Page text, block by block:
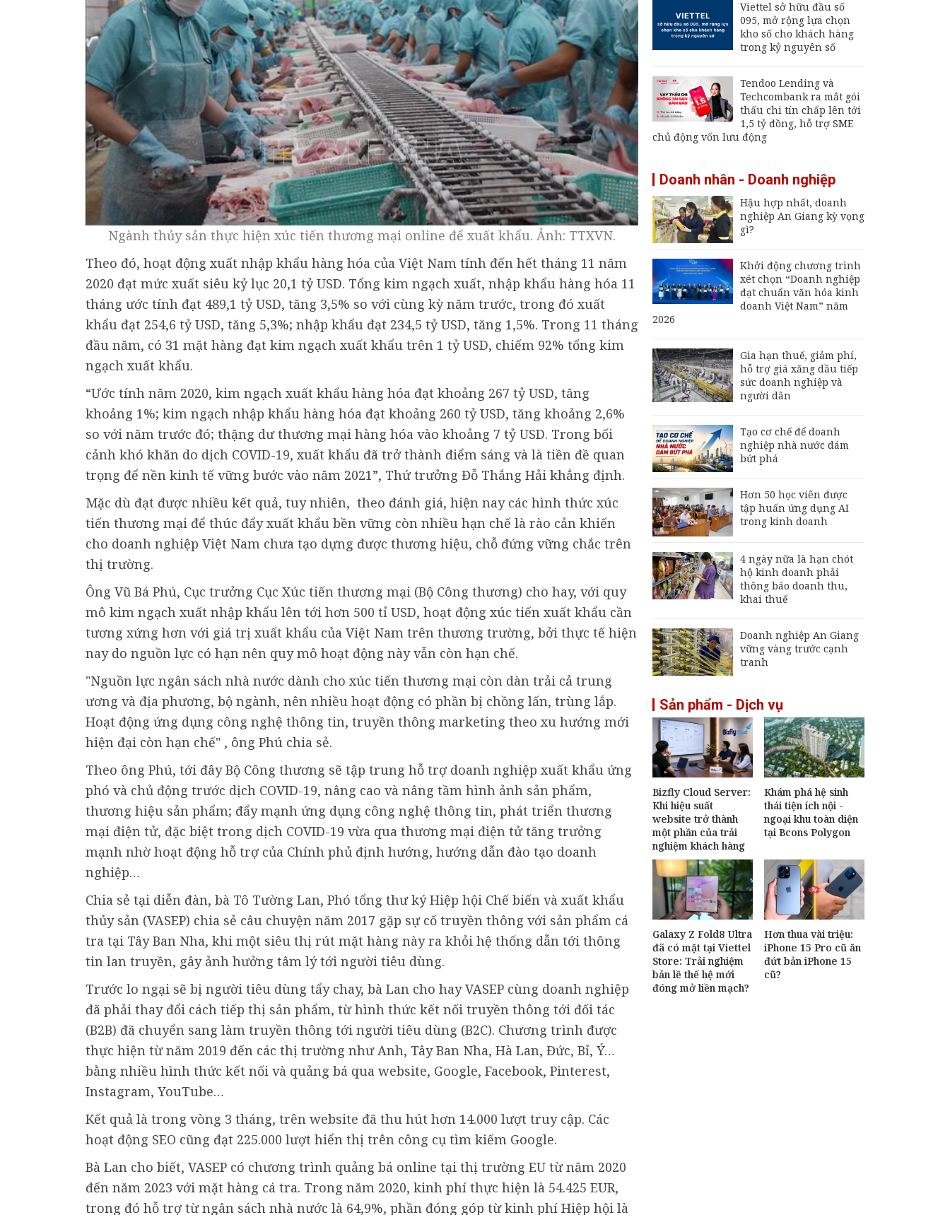
Ngành thủy sản thực hiện xúc tiến thương mại online để xuất khẩu. Ảnh: TTXVN.
Theo đó, hoạt động xuất nhập khẩu hàng hóa của Việt Nam tính đến hết tháng 11 năm
2020 đạt mức xuất siêu kỷ lục 20,1 tỷ USD. Tổng kim ngạch xuất, nhập khẩu hàng hóa 11
tháng ước tính đạt 489,1 tỷ USD, tăng 3,5% so với cùng kỳ năm trước, trong đó xuất
khẩu đạt 254,6 tỷ USD, tăng 5,3%; nhập khẩu đạt 234,5 tỷ USD, tăng 1,5%. Trong 11 tháng
đầu năm, có 31 mặt hàng đạt kim ngạch xuất khẩu trên 1 tỷ USD, chiếm 92% tổng kim
ngạch xuất khẩu.
“Ước tính năm 2020, kim ngạch xuất khẩu hàng hóa đạt khoảng 267 tỷ USD, tăng
khoảng 1%; kim ngạch nhập khẩu hàng hóa đạt khoảng 260 tỷ USD, tăng khoảng 2,6%
so với năm trước đó; thặng dư thương mại hàng hóa vào khoảng 7 tỷ USD. Trong bối
cảnh khó khăn do dịch COVID-19, xuất khẩu đã trở thành điểm sáng và là tiền đề quan
trọng để nền kinh tế vững bước vào năm 2021”, Thứ trưởng Đỗ Thắng Hải khẳng định.
Mặc dù đạt được nhiều kết quả, tuy nhiên, theo đánh giá, hiện nay các hình thức xúc
tiến thương mại để thúc đẩy xuất khẩu bền vững còn nhiều hạn chế là rào cản khiến
cho doanh nghiệp Việt Nam chưa tạo dựng được thương hiệu, chỗ đứng vững chắc trên
thị trường.
Ông Vũ Bá Phú, Cục trưởng Cục Xúc tiến thương mại (Bộ Công thương) cho hay, với quy
mô kim ngạch xuất nhập khẩu lên tới hơn 500 tỉ USD, hoạt động xúc tiến xuất khẩu cần
tương xứng hơn với giá trị xuất khẩu của Việt Nam trên thương trường, bởi thực tế hiện
nay do nguồn lực có hạn nên quy mô hoạt động này vẫn còn hạn chế.
"Nguồn lực ngân sách nhà nước dành cho xúc tiến thương mại còn dàn trải cả trung
ương và địa phương, bộ ngành, nên nhiều hoạt động có phần bị chồng lấn, trùng lắp.
Hoạt động ứng dụng công nghệ thông tin, truyền thông marketing theo xu hướng mới
hiện đại còn hạn chế" , ông Phú chia sẻ.
Theo ông Phú, tới đây Bộ Công thương sẽ tập trung hỗ trợ doanh nghiệp xuất khẩu ứng
phó và chủ động trước dịch COVID-19, nâng cao và nâng tầm hình ảnh sản phẩm,
thương hiệu sản phẩm; đẩy mạnh ứng dụng công nghệ thông tin, phát triển thương
mại điện tử, đặc biệt trong dịch COVID-19 vừa qua thương mại điện tử tăng trưởng
mạnh nhờ hoạt động hỗ trợ của Chính phủ định hướng, hướng dẫn đào tạo doanh
nghiệp…
Chia sẻ tại diễn đàn, bà Tô Tường Lan, Phó tổng thư ký Hiệp hội Chế biến và xuất khẩu
thủy sản (VASEP) chia sẻ câu chuyện năm 2017 gặp sự cố truyền thông với sản phẩm cá
tra tại Tây Ban Nha, khi một siêu thị rút mặt hàng này ra khỏi hệ thống dẫn tới thông
tin lan truyền, gây ảnh hưởng tâm lý tới người tiêu dùng.
Trước lo ngại sẽ bị người tiêu dùng tẩy chay, bà Lan cho hay VASEP cùng doanh nghiệp
đã phải thay đổi cách tiếp thị sản phẩm, từ hình thức kết nối truyền thông tới đối tác
(B2B) đã chuyển sang làm truyền thông tới người tiêu dùng (B2C). Chương trình được
thực hiện từ năm 2019 đến các thị trường như Anh, Tây Ban Nha, Hà Lan, Đức, Bỉ, Ý…
bằng nhiều hình thức kết nối và quảng bá qua website, Google, Facebook, Pinterest,
Instagram, YouTube…
Kết quả là trong vòng 3 tháng, trên website đã thu hút hơn 14.000 lượt truy cập. Các
hoạt động SEO cũng đạt 225.000 lượt hiển thị trên công cụ tìm kiếm Google.
Bà Lan cho biết, VASEP có chương trình quảng bá online tại thị trường EU từ năm 2020
đến năm 2023 với mặt hàng cá tra. Trong năm 2020, kinh phí thực hiện là 54.425 EUR,
trong đó hỗ trợ từ ngân sách nhà nước là 64,9%, phần đóng góp từ kinh phí Hiệp hội là
Thu hút FDI chất
lượng cao: Đòn bẩy
cho mục tiêu tăng
trưởng hai con số
Quay đầu giảm
Viettel sở hữu đầu số
095, mở rộng lựa chọn
kho số cho khách hàng
trong kỷ nguyên số
Tendoo Lending và
Techcombank ra mắt gói
thấu chi tín chấp lên tới
1,5 tỷ đồng, hỗ trợ SME
chủ động vốn lưu động
Doanh nhân - Doanh nghiệp
Hậu hợp nhất, doanh
nghiệp An Giang kỳ vọng
gì?
Khởi động chương trình
xét chọn “Doanh nghiệp
đạt chuẩn văn hóa kinh
doanh Việt Nam” năm
2026
Gia hạn thuế, giảm phí,
hỗ trợ giá xăng dầu tiếp
sức doanh nghiệp và
người dân
Tạo cơ chế để doanh
nghiệp nhà nước dám
bứt phá
Hơn 50 học viên được
tập huấn ứng dụng AI
trong kinh doanh
4 ngày nữa là hạn chót
hộ kinh doanh phải
thông báo doanh thu,
khai thuế
Doanh nghiệp An Giang
vững vàng trước cạnh
tranh
Sản phẩm - Dịch vụ
Bizfly Cloud Server:
Khi hiệu suất
website trở thành
một phần của trải
nghiệm khách hàng
Khám phá hệ sinh
thái tiện ích nội -
ngoại khu toàn diện
tại Bcons Polygon
Galaxy Z Fold8 Ultra
đã có mặt tại Viettel
Store: Trải nghiệm
bản lề thế hệ mới
đóng mở liền mạch?
Hơn thua vài triệu:
iPhone 15 Pro cũ ăn
đứt bản iPhone 15
cũ?